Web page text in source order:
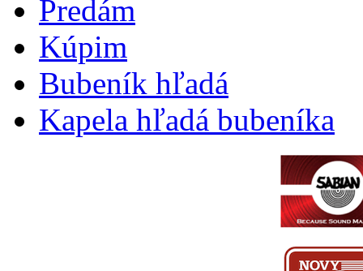
Predám
Kúpim
Bubeník hľadá
Kapela hľadá bubeníka